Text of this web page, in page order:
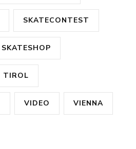
SKATECONTEST
SKATESHOP
TIROL
VIDEO VIENNA